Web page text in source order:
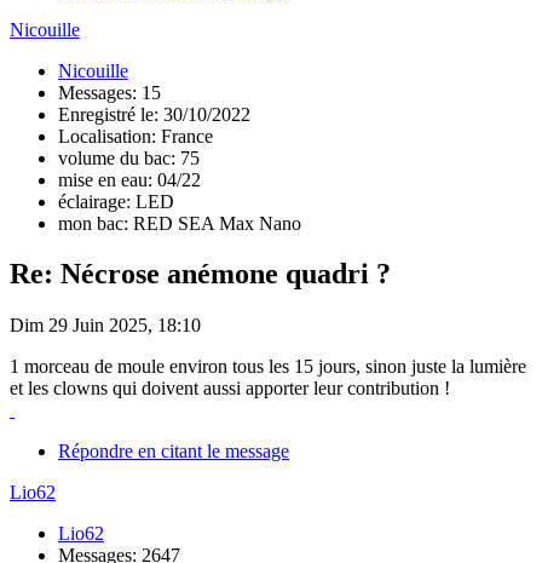
Nicouille
Nicouille
Messages: 15
Enregistré le: 30/10/2022
Localisation: France
volume du bac: 75
mise en eau: 04/22
éclairage: LED
mon bac: RED SEA Max Nano
Re: Nécrose anémone quadri ?
Dim 29 Juin 2025, 18:10
1 morceau de moule environ tous les 15 jours, sinon juste la lumière
et les clowns qui doivent aussi apporter leur contribution !
Répondre en citant le message
Lio62
Lio62
Messages: 2647